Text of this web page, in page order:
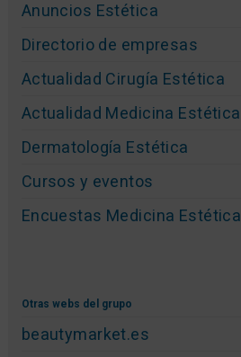
Anuncios Estética
Directorio de empresas
Actualidad Cirugía Estética
Actualidad Medicina Estética
Dermatología Estética
Cursos y eventos
Encuestas Medicina Estética
Otras webs del grupo
beautymarket.es